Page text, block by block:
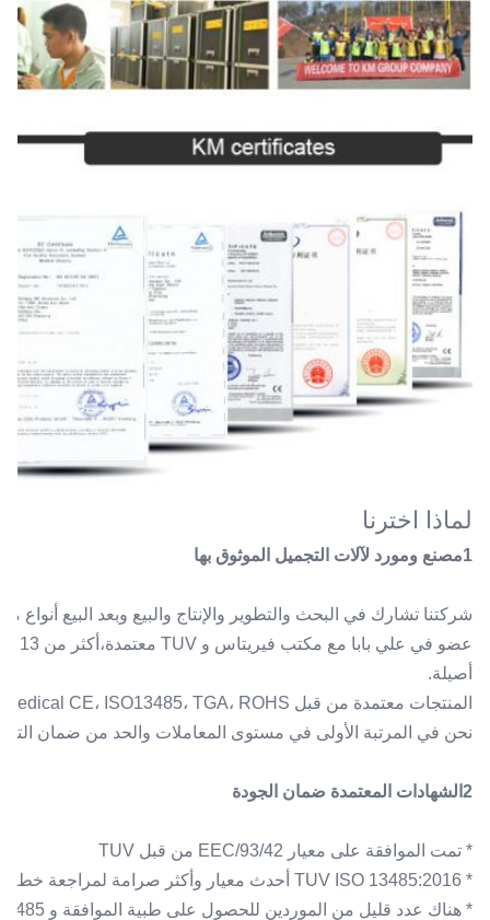
لماذا اخترنا
1مصنع ومورد لآلات التجميل الموثوق بها
شركتنا تشارك في البحث والتطوير والإنتاج والبيع وبعد البيع أنواع من معدات
أصيلة.
المنتجات معتمدة من قبل TUV Medical CE، ISO13485، TGA، ROHS، الخ.
نحن في المرتبة الأولى في مستوى المعاملات والحد من ضمان التجارة مع 1،600،000 دولار
2الشهادات المعتمدة ضمان الجودة
* تمت الموافقة على معيار 93/42/EEC من قبل TUV
* TUV ISO 13485:2016 أحدث معيار وأكثر صرامة لمراجعة خط الإنتاج
* هناك عدد قليل من الموردين للحصول على طبية الموافقة و ISO13485 من TUV في سوق الصين الآن